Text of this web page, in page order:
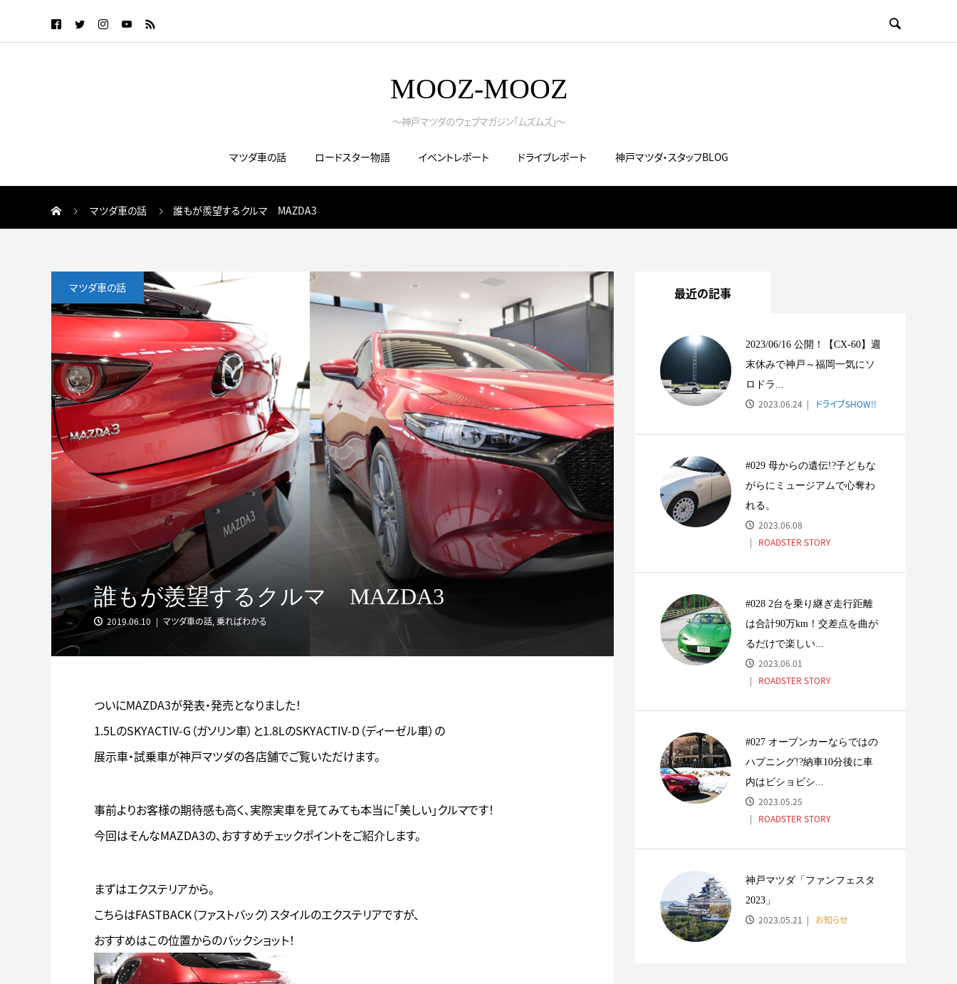

MOOZ-MOOZ
～神戸マツダのウェブマガジン「ムズムズ」～
マツダ車の話 ロードスター物語 イベントレポート ドライブレポート 神戸マツダ・スタッフBLOG
#022 公私ともに人生を変えたク
ルマ。最高の相棒で...
#020 “3年で9万km”...
い時間をNDと
マツダ車の話 誰もが羨望するクルマ MAZDA3
マツダ車の話
誰もが羨望するクルマ MAZDA3
2019.06.10 マツダ車の話,乗ればわかる
ついにMAZDA3が発表・発売となりました！
1.5LのSKYACTIV-G（ガソリン車）と1.8LのSKYACTIV-D（ディーゼル車）の
展示車・試乗車が神戸マツダの各店舗でご覧いただけます。
事前よりお客様の期待感も高く、実際実車を見てみても本当に「美しい」クルマです！
今回はそんなMAZDA3の、おすすめチェックポイントをご紹介します。
まずはエクステリアから。
こちらはFASTBACK（ファストバック）スタイルのエクステリアですが、
おすすめはこの位置からのバックショット！
最近の記事
2023/06/16 公開！【CX-60】週
末休みで神戸～福岡一気にソ
ロドラ...
2023.06.24 ドライブSHOW!!
#029 母からの遺伝!?子どもな
がらにミュージアムで心奪わ
れる。
2023.06.08
ROADSTER STORY
#028 2台を乗り継ぎ走行距離
は合計90万km！交差点を曲が
るだけで楽しい...
2023.06.01
ROADSTER STORY
#027 オープンカーならではの
ハプニング!?納車10分後に車
内はビショビシ...
2023.05.25
ROADSTER STORY
神戸マツダ「ファンフェスタ
2023」
2023.05.21 お知らせ